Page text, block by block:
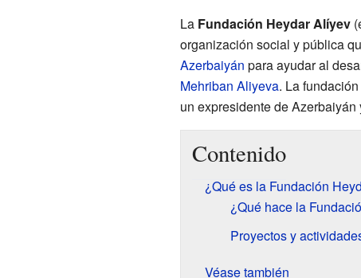
La Fundación Heydar Alíyev
organización social y pública
Azerbaiyán para ayudar al
Mehriban Aliyeva. La
un expresidente de
Contenido
¿Qué es la Fundación
¿Qué hace la
Proyectos y
Véase también